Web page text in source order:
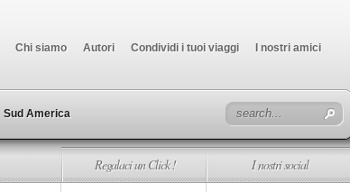
Chi siamo Autori Condividi i tuoi viaggi I nostri amici
Sud America
Regalaci un Click ! I nostri social